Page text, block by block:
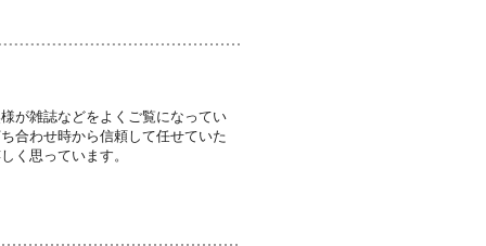
が雑誌などをよくご覧になってい
合わせ時から信頼して任せていた
く思っています。